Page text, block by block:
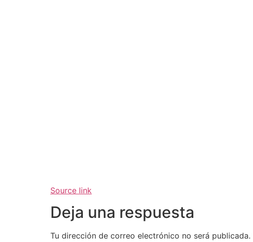
Source link
Deja una respuesta
Tu dirección de correo electrónico no será publicada.